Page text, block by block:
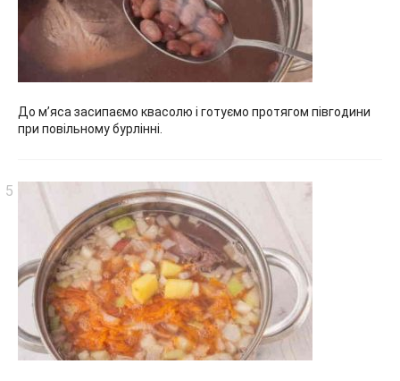
До м’яса засипаємо квасолю і готуємо протягом півгодини
при повільному бурлінні.